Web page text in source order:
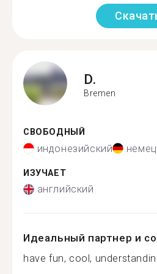
D.
Bremen
СВОБОДНЫЙ
индонезийский
ИЗУЧАЕТ
английский
Идеальный партнер и
have fun, cool,